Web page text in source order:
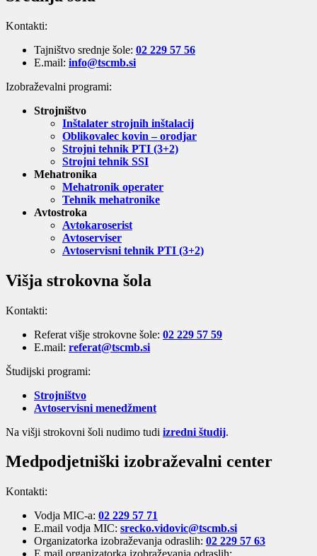
Kontakti:
Tajništvo srednje šole: 02 229 57 56
E.mail: info@tscmb.si
Izobraževalni programi:
Strojništvo
Inštalater strojnih inštalacij
Oblikovalec kovin – orodjar
Strojni tehnik PTI (3+2)
Strojni tehnik SSI
Mehatronika
Mehatronik operater
Tehnik mehatronike
Avtostroka
Avtokaroserist
Avtoserviser
Avtoservisni tehnik PTI (3+2)
Višja strokovna šola
Kontakti:
Referat višje strokovne šole: 02 229 57 59
E.mail: referat@tscmb.si
Študijski programi:
Strojništvo
Avtoservisni menedžment
Na višji strokovni šoli nudimo tudi izredni študij.
Medpodjetniški izobraževalni center
Kontakti:
Vodja MIC-a: 02 229 57 71
E.mail vodja MIC: srecko.vidovic@tscmb.si
Organizatorka izobraževanja odraslih: 02 229 57 63